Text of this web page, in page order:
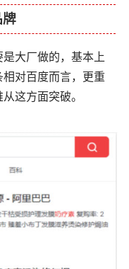
牌
大厂做的，基本上
对百度而言，更重
这方面突破。